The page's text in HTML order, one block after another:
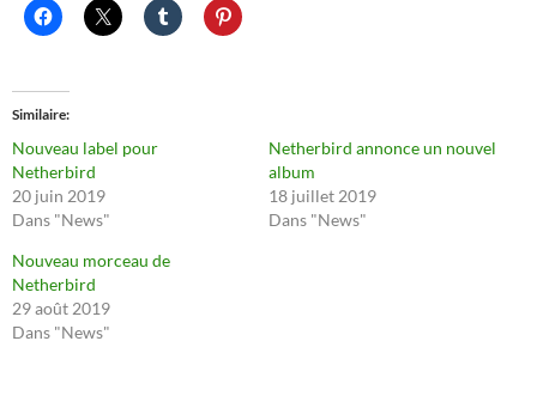
Similaire
Nouveau label pour
Netherbird
20 juin 2019
Dans "News"
Netherbird annonce un nouvel
album
18 juillet 2019
Dans "News"
Nouveau morceau de
Netherbird
29 août 2019
Dans "News"